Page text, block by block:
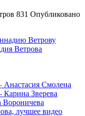
831 Опубликовано
Ветрову
Ветрова
Анастасия Смолена
Зверева
Вороничева
лучшее видео